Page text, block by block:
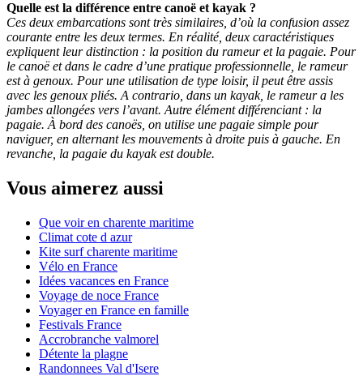
Quelle est la différence entre canoë et kayak ?
Ces deux embarcations sont très similaires, d’où la confusion assez
courante entre les deux termes. En réalité, deux caractéristiques
expliquent leur distinction : la position du rameur et la pagaie. Pour
le canoë et dans le cadre d’une pratique professionnelle, le rameur
est à genoux. Pour une utilisation de type loisir, il peut être assis
avec les genoux pliés. A contrario, dans un kayak, le rameur a les
jambes allongées vers l’avant. Autre élément différenciant : la
pagaie. À bord des canoës, on utilise une pagaie simple pour
naviguer, en alternant les mouvements à droite puis à gauche. En
revanche, la pagaie du kayak est double.
Vous aimerez aussi
Que voir en charente maritime
Climat cote d azur
Kite surf charente maritime
Vélo en France
Idées vacances en France
Voyage de noce France
Voyager en France en famille
Festivals France
Accrobranche valmorel
Détente la plagne
Randonnees Val d'Isere